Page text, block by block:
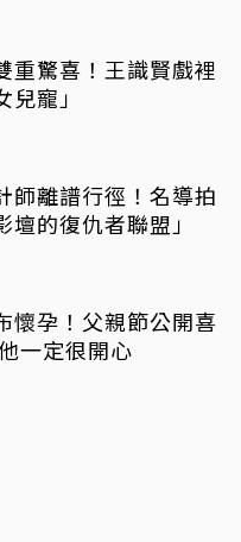
重驚喜！王識賢戲裡
寵」
師離譜行徑！名導拍
壇的復仇者聯盟」
懷孕！父親節公開喜
一定很開心